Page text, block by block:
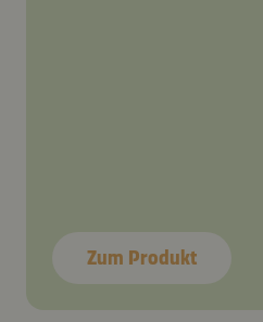
Zum Produkt